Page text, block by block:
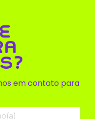
em contato para